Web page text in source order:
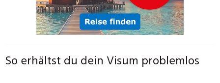
So erhältst du dein Visum problemlos